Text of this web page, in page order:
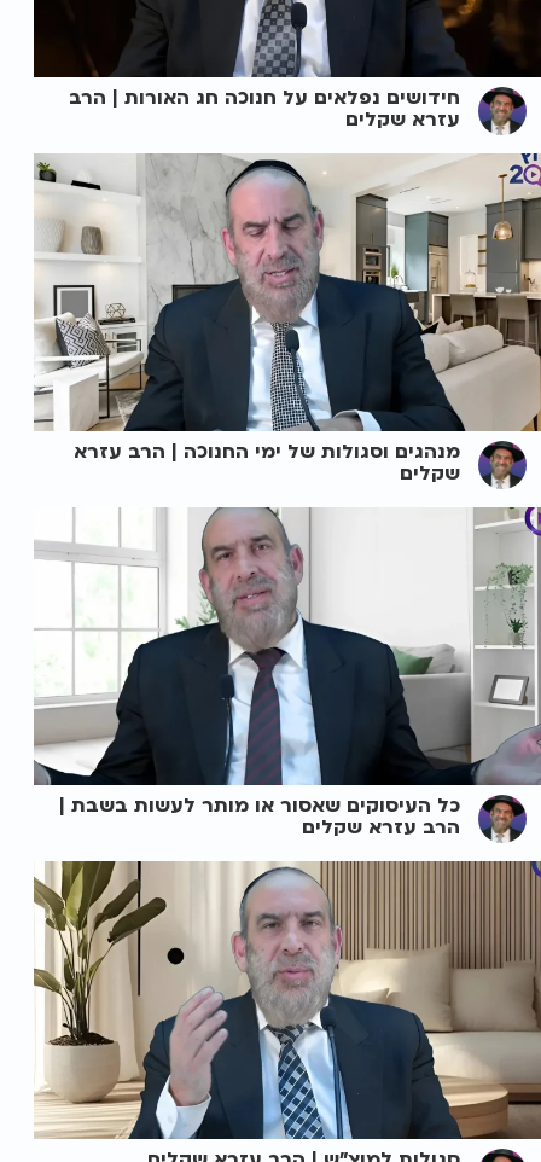
חידושים נפלאים על חנוכה חג האורות | הרב
עזרא שקלים
מנהגים וסגולות של ימי החנוכה | הרב עזרא
שקלים
כל העיסוקים שאסור או מותר לעשות בשבת |
הרב עזרא שקלים